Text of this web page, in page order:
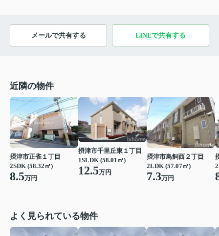
メールで共有する LINEで共有する
近隣の物件
摂津市正雀１丁目
2SDK (58.32㎡)
8.5万円
摂津市千里丘東１丁目
1SLDK (58.01㎡)
12.5万円
摂津市鳥飼西２丁目
2LDK (57.07㎡)
7.3万円
よく見られている物件